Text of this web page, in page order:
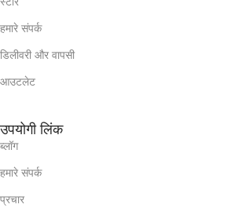
हमारे संपर्क
डिलीवरी और वापसी
आउटलेट
उपयोगी लिंक
ब्लॉग
हमारे संपर्क
प्रचार